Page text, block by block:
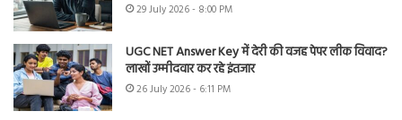
29 July 2026 - 8:00 PM
UGC NET Answer Key में देरी की वजह पेपर लीक विवाद?
लाखों उम्मीदवार कर रहे इंतजार
26 July 2026 - 6:11 PM